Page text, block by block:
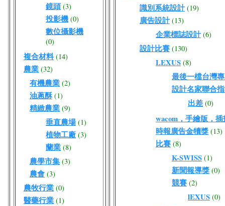
鏡頭 (3)
投影機 (0)
數位攝影機
(0)
複合材料 (14)
農業 (32)
有機農業 (2)
油蔥酥 (1)
精緻農業 (9)
垂直農場 (1)
植物工廠 (3)
蘭業 (8)
農學市集 (3)
農會 (3)
農牧行業 (0)
醫藥行業 (1)
識別系統設計 (19)
廣告設計 (13)
企業標誌設計 (6)
設計比賽 (130)
LEXUS (8)
最後一檔台灣
設計名家聯合
出差 (0)
wacom，手繪版，
時報廣告金犢獎 (13)
比賽 (8)
K-SWISS (1)
新聞報導獎 (0)
競賽 (2)
lEXUS (0)